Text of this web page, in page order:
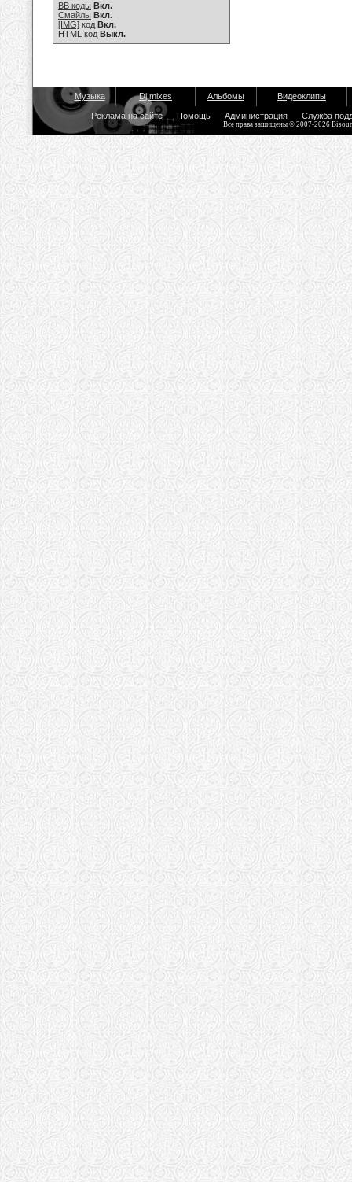
BB коды Вкл.
Смайлы Вкл.
[IMG] код Вкл.
HTML код Выкл.
Музыка Dj mixes Альбомы Видеоклипы
Реклама на сайте Помощь Администрация Служба
Все права защищены © 2007-2026